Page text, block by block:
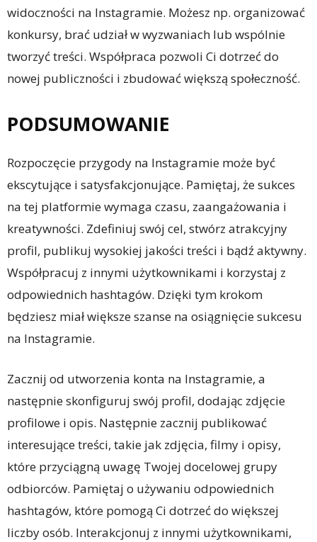
widoczności na Instagramie. Możesz np. organizować
konkursy, brać udział w wyzwaniach lub wspólnie
tworzyć treści. Współpraca pozwoli Ci dotrzeć do
nowej publiczności i zbudować większą społeczność.
PODSUMOWANIE
Rozpoczęcie przygody na Instagramie może być
ekscytujące i satysfakcjonujące. Pamiętaj, że sukces
na tej platformie wymaga czasu, zaangażowania i
kreatywności. Zdefiniuj swój cel, stwórz atrakcyjny
profil, publikuj wysokiej jakości treści i bądź aktywny.
Współpracuj z innymi użytkownikami i korzystaj z
odpowiednich hashtagów. Dzięki tym krokom
będziesz miał większe szanse na osiągnięcie sukcesu
na Instagramie.
Zacznij od utworzenia konta na Instagramie, a
następnie skonfiguruj swój profil, dodając zdjęcie
profilowe i opis. Następnie zacznij publikować
interesujące treści, takie jak zdjęcia, filmy i opisy,
które przyciągną uwagę Twojej docelowej grupy
odbiorców. Pamiętaj o używaniu odpowiednich
hashtagów, które pomogą Ci dotrzeć do większej
liczby osób. Interakcjonuj z innymi użytkownikami,